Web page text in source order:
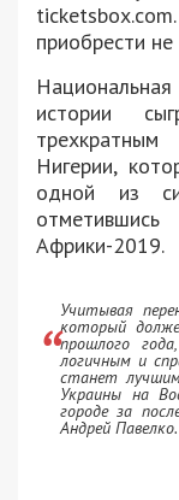
приобрести
истории
Нигерии,
одной из
Африки-2019.
Учитывая
который
прошлого
логичным и
станет
Украины на
городе за
Андрей Павелко.